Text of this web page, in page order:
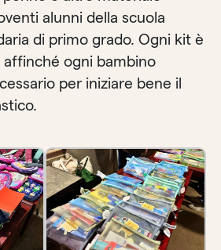
alunni della scuola
di primo grado. Ogni kit è
ogni bambino
per iniziare bene il